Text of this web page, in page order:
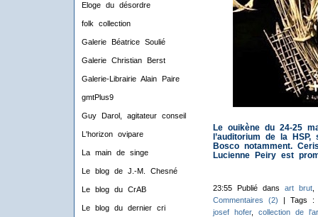
Eloge du désordre
folk collection
Galerie Béatrice Soulié
Galerie Christian Berst
Galerie-Librairie Alain Paire
gmtPlus9
Guy Darol, agitateur conseil
L'horizon ovipare
La main de singe
Le blog de J.-M. Chesné
Le blog du CrAB
Le blog du dernier cri
Le ouikène du 24-25
l’auditorium de la HSP,
Bosco notamment.
Lucienne Peiry est
23:55 Publié dans art brut
Commentaires (2) | Tags
josef hofer, collection de